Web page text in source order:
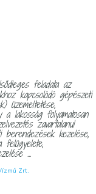
feladata az
kapcsolódó gépészeti
üzemeltetése,
lakosság folyamatosan
zavartalanul
berendezések kezelése,
felügyelete,
...
Zrt.